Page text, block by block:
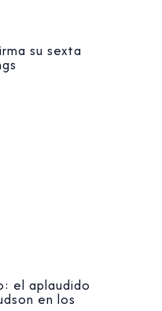
su sexta
el aplaudido
en los